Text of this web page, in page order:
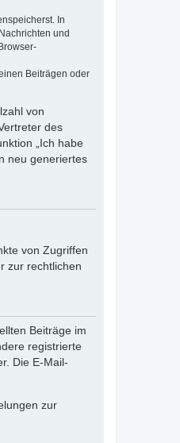
In
und
Beiträgen oder
von
des
„Ich habe
neu generiertes
von Zugriffen
zur rechtlichen
Beiträge im
registrierte
Die E-Mail-
zur